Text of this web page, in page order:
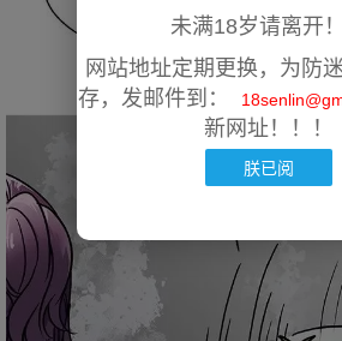
未满18岁请离开！
网站地址定期更换，为防
存，发邮件到：
新网址！！！
朕已阅